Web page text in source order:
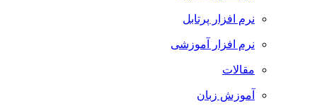
نرم افزار پرتابل
نرم افزار آموزشی
مقالات
آموزش زبان